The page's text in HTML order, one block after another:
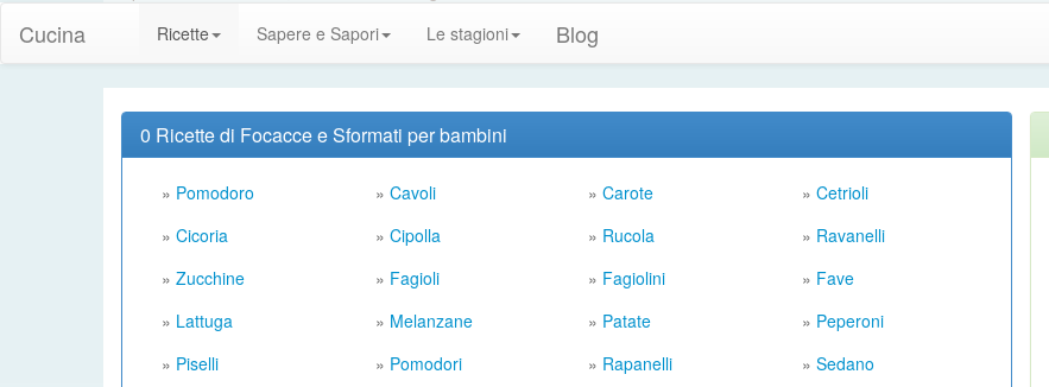
Cucina Ricette Sapere e Sapori Le stagioni Blog
0 Ricette di Focacce e Sformati per bambini
» Pomodoro » Cavoli » Carote » Cetrioli
» Cicoria » Cipolla » Rucola » Ravanelli
» Zucchine » Fagioli » Fagiolini » Fave
» Lattuga » Melanzane » Patate » Peperoni
» Piselli » Pomodori » Rapanelli » Sedano